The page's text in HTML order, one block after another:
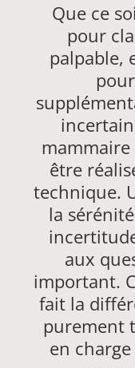
Que ce
pour
palpable,
être
technique.
la
aux
important.
fait la
purement
en